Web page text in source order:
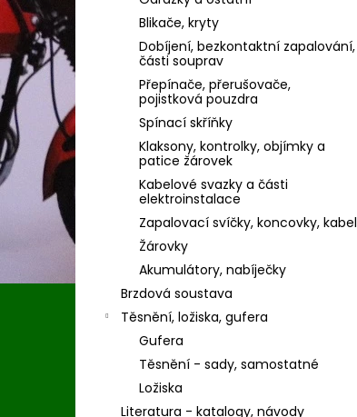
Blikače, kryty
Dobíjení, bezkontaktní zapalování,
části souprav
Přepínače, přerušovače,
pojistková pouzdra
Spínací skříňky
Klaksony, kontrolky, objímky a
patice žárovek
Kabelové svazky a části
elektroinstalace
Zapalovací svíčky, koncovky, kabel
Žárovky
Akumulátory, nabíječky
Brzdová soustava
Těsnění, ložiska, gufera
Gufera
Těsnění - sady, samostatné
Ložiska
Literatura - katalogy, návody